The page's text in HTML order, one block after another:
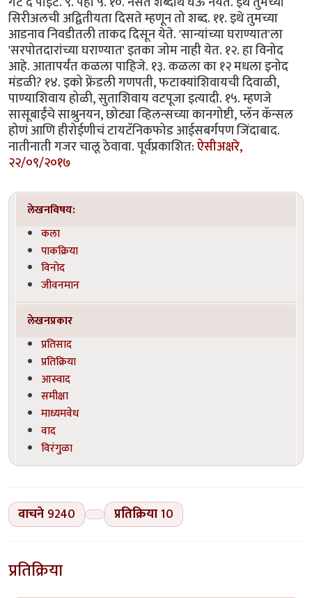
सिरीअलची अद्वितीयता दिसते म्हणून तो शब्द. ११. इथे तुमच्या
आडनाव निवडीतली ताकद दिसून येते. 'सान्यांच्या घराण्यात'ला
'सरपोतदारांच्या घराण्यात' इतका जोम नाही येत. १२. हा विनोद
आहे. आतापर्यंत कळला पाहिजे. १३. कळला का १२ मधला इनोद
मंडळी? १४. इको फ्रेंडली गणपती, फटाक्यांशिवायची दिवाळी,
पाण्याशिवाय होळी, सुताशिवाय वटपूजा इत्यादी. १५. म्हणजे
सासूबाईंचे साश्रुनयन, छोट्या व्हिलन्सच्या कानगोष्टी, प्लॅन कॅन्सल
होणं आणि हीरोईणीचं टायटॅनिकफोड आईसबर्गपण जिंदाबाद.
नातीनाती गजर चालू ठेवावा. पूर्वप्रकाशित:ऐसीअक्षरे,
२२/०९/२०१७
लेखनविषय:
कला
पाकक्रिया
विनोद
जीवनमान
लेखनप्रकार
प्रतिसाद
प्रतिक्रिया
आस्वाद
समीक्षा
माध्यमवेध
वाद
विरंगुळा
वाचने 9240 प्रतिक्रिया10
प्रतिक्रिया